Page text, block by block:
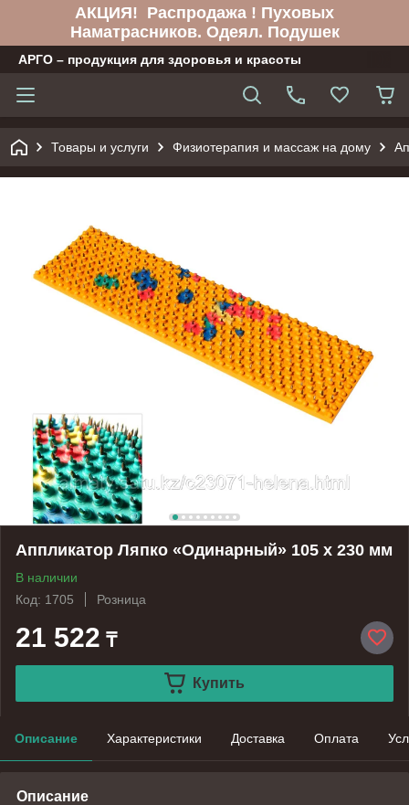
АКЦИЯ! Распродажа ! Пуховых
Наматрасников. Одеял. Подушек
АРГО – продукция для здоровья и красоты
Товары и услуги Физиотерапия и массаж на дому
Аппликатор Ляпко «Одинарный» 105 х 230 мм
В наличии
Код: 1705
Розница
21 522 ₸
Купить
Описание Характеристики Доставка Оплата
Описание